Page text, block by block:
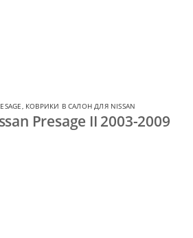
, КОВРИКИ В САЛОН ДЛЯ NISSAN
Presage II 2003-2009